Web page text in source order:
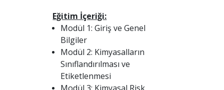
Eğitim İçeriği:
Modül 1: Giriş ve Genel
Bilgiler
Modül 2: Kimyasalların
Sınıflandırılması ve
Etiketlenmesi